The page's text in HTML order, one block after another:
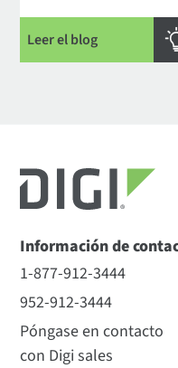
Leer el blog
Información de
1-877-912-3444
952-912-3444
Póngase en contacto
con Digi sales